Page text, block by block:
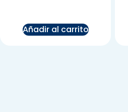
Añadir al carrito